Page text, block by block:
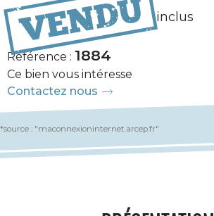
172 780 €Honoraires inclus
Référence : 1884
Ce bien vous intéresse
Contactez nous
*source : "maconnexioninternet.arcep.fr"